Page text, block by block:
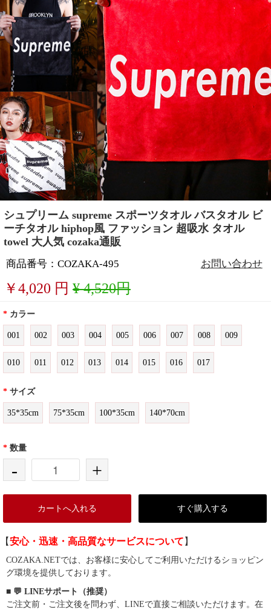
シュプリーム supreme スポーツタオル バスタオル ビ
ーチタオル hiphop風 ファッション 超吸水 タオル
towel 大人気 cozaka通販
商品番号：COZAKA-495 お問い合わせ
￥4,020 円 ¥ 4,520円
* カラー
001 002 003 004 005 006 007 008 009
010 011 012 013 014 015 016 017
* サイズ
35*35cm 75*35cm 100*35cm 140*70cm
* 数量
- +
カートへ入れる すぐ購入する
【安心・迅速・高品質なサービスについて 】
COZAKA.NETでは、お客様に安心してご利用いただけるショッピン
グ環境を提供しております。
■ 💬 LINEサポート（推奨）
ご注文前・ご注文後を問わず、LINEで直接ご相談いただけます。在